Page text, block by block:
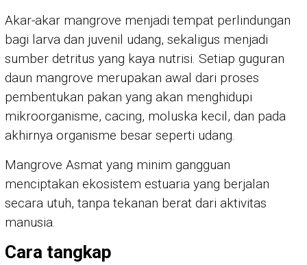
Akar-akar mangrove menjadi tempat perlindungan
bagi larva dan juvenil udang, sekaligus menjadi
sumber detritus yang kaya nutrisi. Setiap guguran
daun mangrove merupakan awal dari proses
pembentukan pakan yang akan menghidupi
mikroorganisme, cacing, moluska kecil, dan pada
akhirnya organisme besar seperti udang.
Mangrove Asmat yang minim gangguan
menciptakan ekosistem estuaria yang berjalan
secara utuh, tanpa tekanan berat dari aktivitas
manusia.
Cara tangkap